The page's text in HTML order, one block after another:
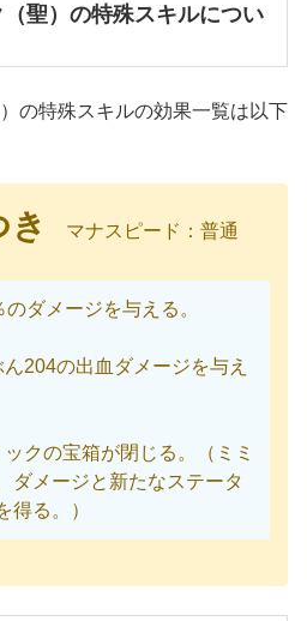
聖）の特殊スキルについ
の特殊スキルの効果一覧は以下
き マナスピード：普通
ダメージを与える。
204の出血ダメージを与え
クの宝箱が閉じる。（ミミ
ダメージと新たなステータ
得る。）